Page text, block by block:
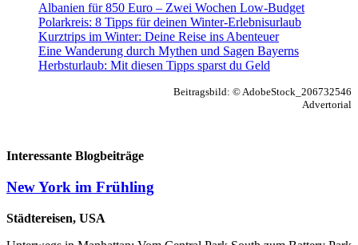
Albanien für 850 Euro – Zwei Wochen Low-Budget
Polarkreis: 8 Tipps für deinen Winter-Erlebnisurlaub
Kurztrips im Winter: Deine Reise ins Abenteuer
Eine Wanderung durch Mythen und Sagen Bayerns
Herbsturlaub: Mit diesen Tipps sparst du Geld
Beitragsbild: © AdobeStock_206732546
Advertorial
Interessante Blogbeiträge
New York im Frühling
Städtereisen, USA